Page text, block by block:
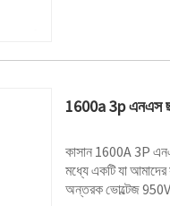
1600a 3p এনএস
কাসান 1600A 3P
মধ্যে একটি যা
অন্তরক ভোল্টেজ